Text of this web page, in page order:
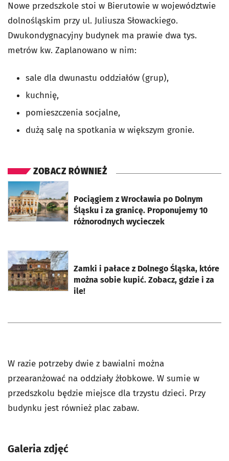
Nowe przedszkole stoi w Bierutowie w województwie
dolnośląskim przy ul. Juliusza Słowackiego.
Dwukondygnacyjny budynek ma prawie dwa tys.
metrów kw. Zaplanowano w nim:
sale dla dwunastu oddziałów (grup),
kuchnię,
pomieszczenia socjalne,
dużą salę na spotkania w większym gronie.
ZOBACZ RÓWNIEŻ
Pociągiem z Wrocławia po Dolnym
Śląsku i za granicę. Proponujemy 10
różnorodnych wycieczek
otworzy się w nowej karcie
Zamki i pałace z Dolnego Śląska, które
można sobie kupić. Zobacz, gdzie i za
ile!
otworzy się w nowej karcie
W razie potrzeby dwie z bawialni można
przearanżować na oddziały żłobkowe. W sumie w
przedszkolu będzie miejsce dla trzystu dzieci. Przy
budynku jest również plac zabaw.
Galeria zdjęć